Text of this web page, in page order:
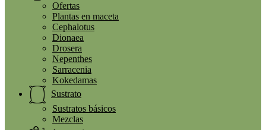
Ofertas
Plantas en maceta
Cephalotus
Dionaea
Drosera
Nepenthes
Sarracenia
Kokedamas
Sustrato
Sustratos básicos
Mezclas